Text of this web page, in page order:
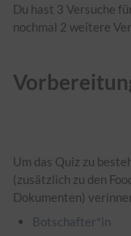
Du hast 3 Versuche
nochmal 2 weitere
Um das Quiz zu
(zusätzlich zu den
Dokumenten)
Botschafter*in